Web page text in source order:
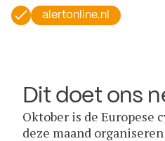
alertonline.nl
Dit doet ons
Oktober is de Europese
deze maand